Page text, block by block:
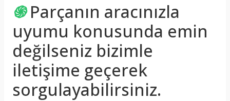
֍ Parçanın aracınızla
uyumu konusunda emin
değilseniz bizimle
iletişime geçerek
sorgulayabilirsiniz.